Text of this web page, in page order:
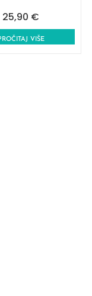
25,90 €
VIŠE